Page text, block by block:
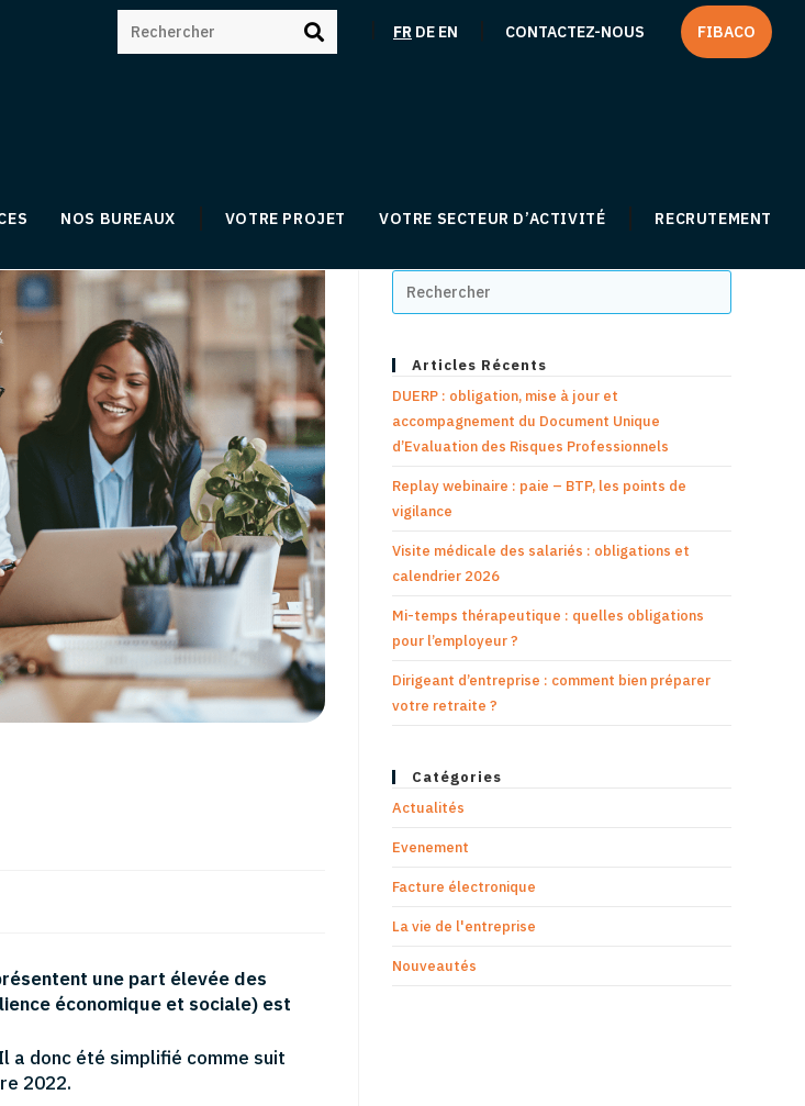
| FR DE EN | CONTACTEZ-NOUS FIBACO
NOS BUREAUX VOTRE PROJET VOTRE SECTEUR D’ACTIVITÉ RECRUTEMENT
une part élevée des
économique et sociale) est
a donc été simplifié comme suit
2022.
Articles Récents
DUERP : obligation, mise à jour et
accompagnement du Document Unique
d’Evaluation des Risques Professionnels
Replay webinaire : paie – BTP, les points de
vigilance
Visite médicale des salariés : obligations et
calendrier 2026
Mi-temps thérapeutique : quelles obligations
pour l’employeur ?
Dirigeant d’entreprise : comment bien préparer
votre retraite ?
Catégories
Actualités
Evenement
Facture électronique
La vie de l'entreprise
Nouveautés